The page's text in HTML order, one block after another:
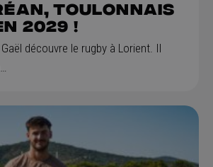
Toulonnais
2029 !
découvre le rugby à Lorient. Il